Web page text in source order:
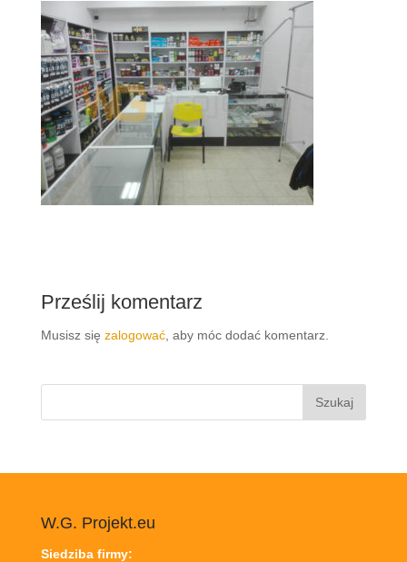
Prześlij komentarz
Musisz się zalogować, aby móc dodać komentarz.
Szukaj:
W.G. Projekt.eu
Siedziba firmy: